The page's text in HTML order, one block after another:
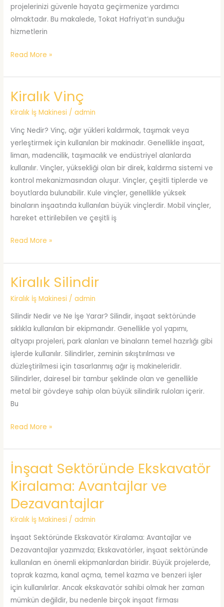
projelerinizi güvenle hayata geçirmenize yardımcı
olmaktadır. Bu makalede, Tokat Hafriyat’ın sunduğu
hizmetlerin
İnşaat
Güvenilir
Çözüm
Ortağınız
Read More »
Kiralık Vinç
Kiralık İş Makinesi /admin
Vinç Nedir? Vinç, ağır yükleri kaldırmak, taşımak veya
yerleştirmek için kullanılan bir makinadır. Genellikle inşaat,
liman, madencilik, taşımacılık ve endüstriyel alanlarda
kullanılır. Vinçler, yüksekliği olan bir direk, kaldırma sistemi ve
kontrol mekanizmasından oluşur. Vinçler, çeşitli tiplerde ve
boyutlarda bulunabilir. Kule vinçler, genellikle yüksek
binaların inşaatında kullanılan büyük vinçlerdir. Mobil vinçler,
hareket ettirilebilen ve çeşitli iş
Kiralık
Read More »
Kiralık Silindir
Kiralık İş Makinesi /admin
Silindir Nedir ve Ne İşe Yarar? Silindir, inşaat sektöründe
sıklıkla kullanılan bir ekipmandır. Genellikle yol yapımı,
altyapı projeleri, park alanları ve binaların temel hazırlığı gibi
işlerde kullanılır. Silindirler, zeminin sıkıştırılması ve
düzleştirilmesi için tasarlanmış ağır iş makineleridir.
Silindirler, dairesel bir tambur şeklinde olan ve genellikle
metal bir gövdeye sahip olan büyük silindirik ruloları içerir.
Bu
Kiralık
Read More »
İnşaat Sektöründe Ekskavatör
Kiralama: Avantajlar ve
Dezavantajlar
Kiralık İş Makinesi /admin
İnşaat Sektöründe Ekskavatör Kiralama: Avantajlar ve
Dezavantajlar yazımızda; Ekskavatörler, inşaat sektöründe
kullanılan en önemli ekipmanlardan biridir. Büyük projelerde,
toprak kazma, kanal açma, temel kazma ve benzeri işler
için kullanılırlar. Ancak ekskavatör sahibi olmak her zaman
mümkün değildir, bu nedenle birçok inşaat firması